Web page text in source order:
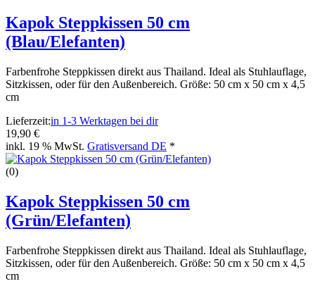
Kapok Steppkissen 50 cm
(Blau/Elefanten)
Farbenfrohe Steppkissen direkt aus Thailand. Ideal als Stuhlauflage,
Sitzkissen, oder für den Außenbereich. Größe: 50 cm x 50 cm x 4,5
cm
Lieferzeit:in 1-3 Werktagen bei dir
19,90 €
inkl. 19 % MwSt. Gratisversand DE *
(0)
Kapok Steppkissen 50 cm
(Grün/Elefanten)
Farbenfrohe Steppkissen direkt aus Thailand. Ideal als Stuhlauflage,
Sitzkissen, oder für den Außenbereich. Größe: 50 cm x 50 cm x 4,5
cm